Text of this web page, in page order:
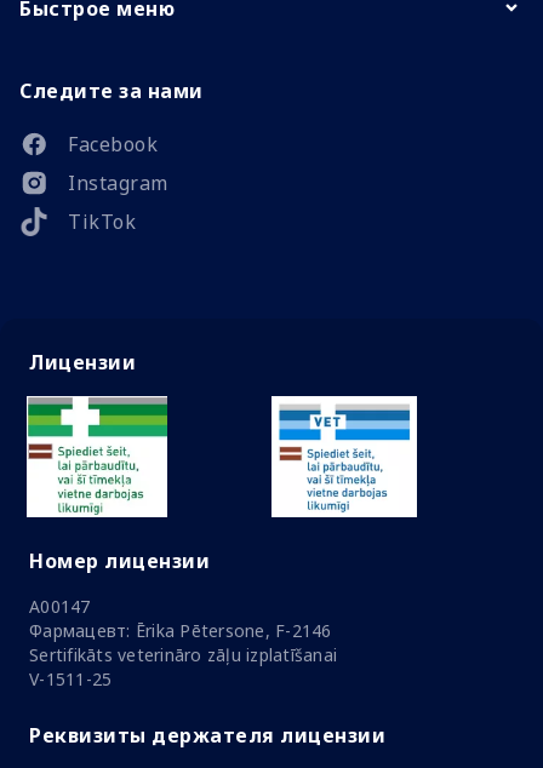
Быстрое меню
Следите за нами
Facebook
Instagram
TikTok
Лицензии
Номер лицензии
A00147
Фармацевт: Ērika Pētersone, F-2146
Sertifikāts veterināro zāļu izplatīšanai
V-1511-25
Реквизиты держателя лицензии